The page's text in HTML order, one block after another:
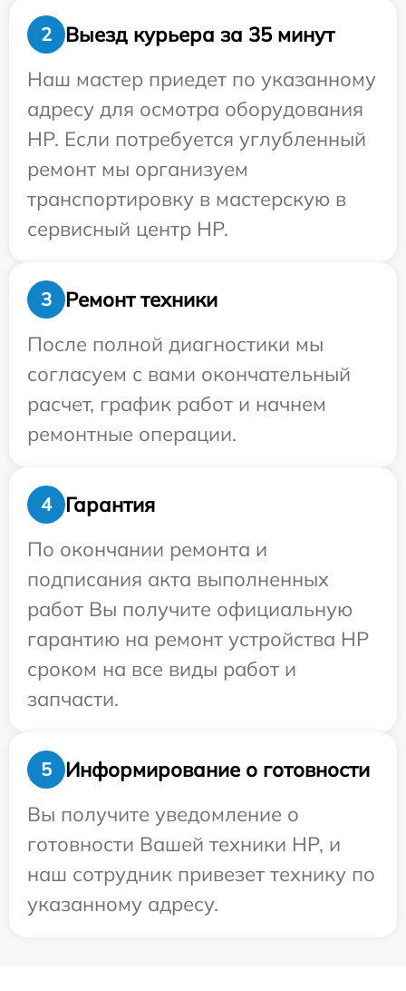
2
Выезд курьера за 35 минут
Наш мастер приедет по указанному
адресу для осмотра оборудования
HP. Если потребуется углубленный
ремонт мы организуем
транспортировку в мастерскую в
сервисный центр HP.
3
Ремонт техники
После полной диагностики мы
согласуем с вами окончательный
расчет, график работ и начнем
ремонтные операции.
4
Гарантия
По окончании ремонта и
подписания акта выполненных
работ Вы получите официальную
гарантию на ремонт устройства HP
сроком на все виды работ и
запчасти.
5
Информирование о готовности
Вы получите уведомление о
готовности Вашей техники HP, и
наш сотрудник привезет технику по
указанному адресу.